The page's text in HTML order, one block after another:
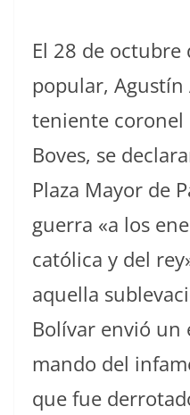
El 28 de
popular,
teniente coronel
Boves, se
Plaza Mayor de
guerra «a los
católica y del
aquella
Bolívar envió un
mando del
que fue